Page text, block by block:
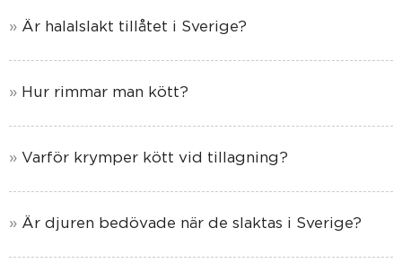
Är halalslakt tillåtet i Sverige?
Hur rimmar man kött?
Varför krymper kött vid tillagning?
Är djuren bedövade när de slaktas i Sverige?